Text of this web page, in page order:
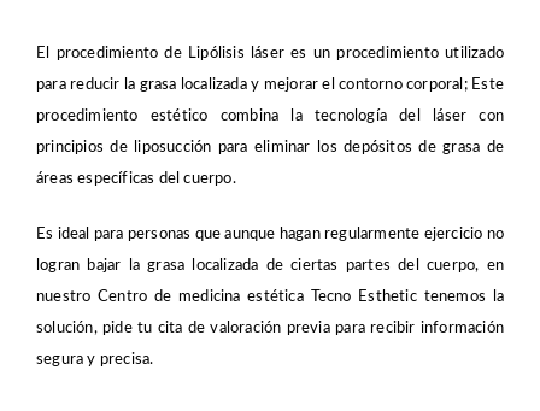
El procedimiento de Lipólisis láser es un procedimiento utilizado
para reducir la grasa localizada y mejorar el contorno corporal; Este
procedimiento estético combina la tecnología del láser con
principios de liposucción para eliminar los depósitos de grasa de
áreas específicas del cuerpo.
Es ideal para personas que aunque hagan regularmente ejercicio no
logran bajar la grasa localizada de ciertas partes del cuerpo, en
nuestro Centro de medicina estética Tecno Esthetic tenemos la
solución, pide tu cita de valoración previa para recibir información
segura y precisa.